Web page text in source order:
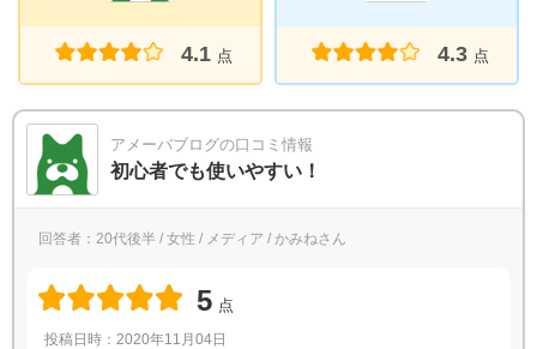
4.1 点 4.3 点
アメーバブログの口コミ情報
初心者でも使いやすい！
回答者：20代後半 / 女性 / メディア / かみねさん
5 点
投稿日時：2020年11月04日